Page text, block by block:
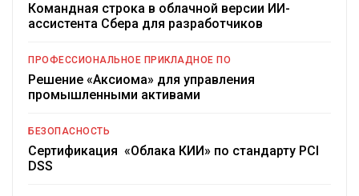
Командная строка в облачной версии ИИ-
ассистента Сбера для разработчиков
ПРОФЕССИОНАЛЬНОЕ ПРИКЛАДНОЕ ПО
Решение «Аксиома» для управления
промышленными активами
БЕЗОПАСНОСТЬ
Сертификация «Облака КИИ» по стандарту PCI
DSS